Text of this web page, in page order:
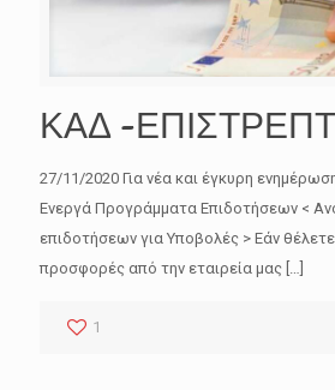
ΚΑΔ -
27/11/2020 Για νέα και έγκυρη
Ενεργά Προγράμματα Επιδοτήσεων <
επιδοτήσεων για Υποβολές > Εάν
προσφορές από την εταιρεία μας
1